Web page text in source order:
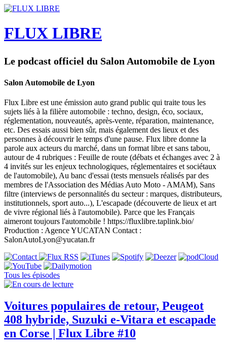
FLUX LIBRE
Le podcast officiel du Salon Automobile de Lyon
Salon Automobile de Lyon
Flux Libre est une émission auto grand public qui traite tous les
sujets liés à la filière automobile : techno, design, éco, sociaux,
réglementation, nouveautés, après-vente, réparation, maintenance,
etc. Des essais aussi bien sûr, mais également des lieux et des
personnes à découvrir le temps d'une pause. Flux libre donne la
parole aux acteurs du marché, dans un format libre et sans tabou,
autour de 4 rubriques : Feuille de route (débats et échanges avec 2 à
4 invités sur les enjeux technologiques, réglementaires et sociétaux
de l'automobile), Au banc d'essai (tests mensuels réalisés par des
membres de l'Association des Médias Auto Moto - AMAM), Sans
filtre (interviews de personnalités du secteur : marques, distributeurs,
institutionnels, sport auto...), L'escapade (découverte de lieux et art
de vivre régional liés à l'automobile). Parce que les Français
aimeront toujours l'automobile ! https://fluxlibre.taplink.bio/
Production : Agence YUCATAN Contact :
SalonAutoLyon@yucatan.fr
Tous les épisodes
Voitures populaires de retour, Peugeot
408 hybride, Suzuki e-Vitara et escapade
en Corse | Flux Libre #10